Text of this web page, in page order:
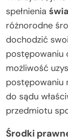
spełnienia
różnorodne
dochodzić
postępowaniu
możliwość
postępowaniu
do sądu
przedmiotu
Środki